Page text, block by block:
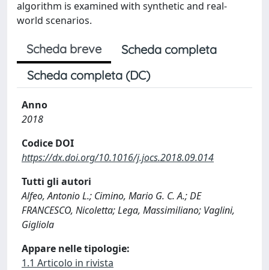
algorithm is examined with synthetic and real-
world scenarios.
Scheda breve
Scheda completa
Scheda completa (DC)
Anno
2018
Codice DOI
https://dx.doi.org/10.1016/j.jocs.2018.09.014
Tutti gli autori
Alfeo, Antonio L.; Cimino, Mario G. C. A.; DE
FRANCESCO, Nicoletta; Lega, Massimiliano; Vaglini,
Gigliola
Appare nelle tipologie:
1.1 Articolo in rivista